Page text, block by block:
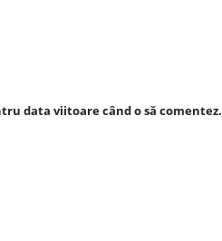
data viitoare când o să comentez.